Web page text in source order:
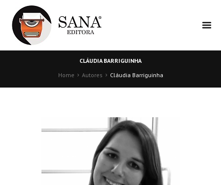
CLÁUDIA BARRIGUINHA
Home
Autores Cláudia Barriguinha